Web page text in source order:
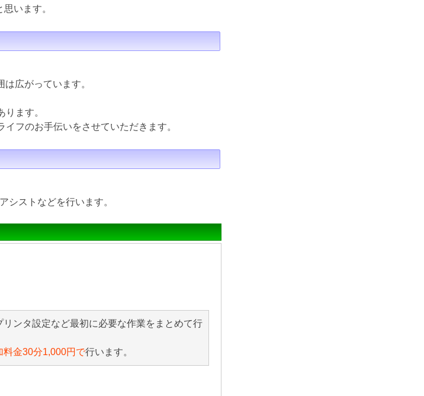
います。
広がっています。
ます。
フのお手伝いをさせていただきます。
シストなどを行います。
ンタ設定など最初に必要な作業をまとめて行
料金30分1,000円で行います。